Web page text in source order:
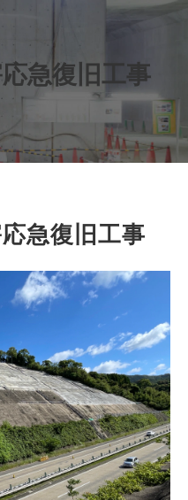
急復旧工事
急復旧工事